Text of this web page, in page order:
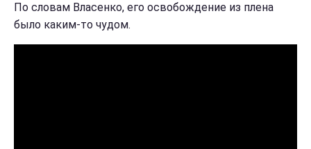
По словам Власенко, его освобождение из плена
было каким-то чудом.